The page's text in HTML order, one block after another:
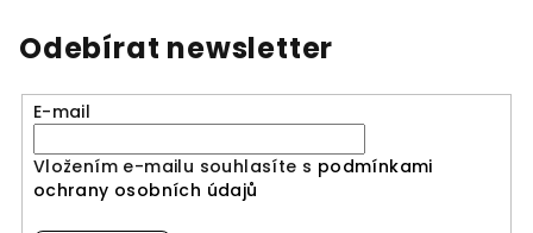
Odebírat newsletter
E-mail
Vložením e-mailu souhlasíte s podmínkami
ochrany osobních údajů